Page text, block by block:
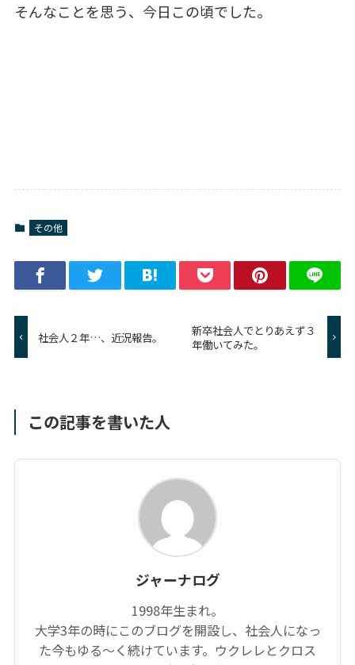
そんなことを思う、今日この頃でした。
その他
社会人２年…、近況報告。
新卒社会人でとりあえず３
年働いてみた。
この記事を書いた人
ジャーナログ
1998年生まれ。
大学3年の時にこのブログを開設し、社会人になっ
た今もゆる～く続けています。ウクレレとクロス